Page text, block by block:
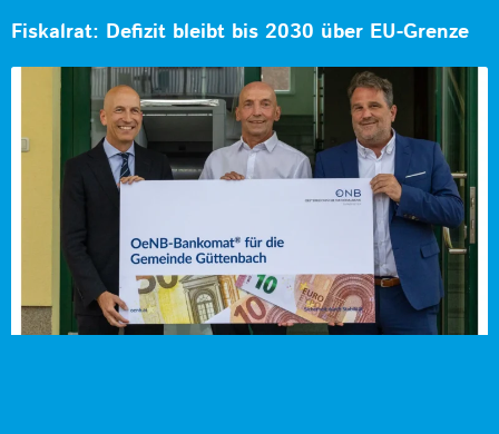
Fiskalrat: Defizit bleibt bis 2030 über EU-Grenze